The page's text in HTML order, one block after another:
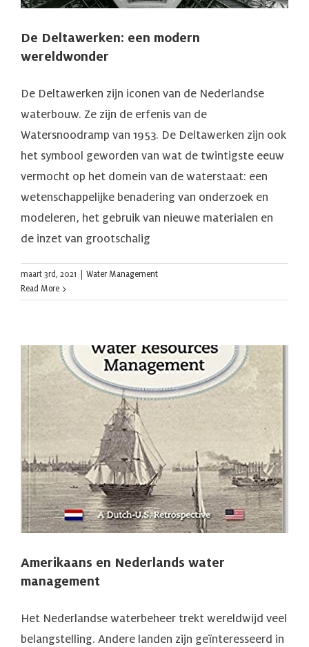
De Deltawerken: een modern
wereldwonder
De Deltawerken zijn iconen van de Nederlandse
waterbouw. Ze zijn de erfenis van de
Watersnoodramp van 1953. De Deltawerken zijn ook
het symbool geworden van wat de twintigste eeuw
vermocht op het domein van de waterstaat: een
wetenschappelijke benadering van onderzoek en
modeleren, het gebruik van nieuwe materialen en
de inzet van grootschalig
maart 3rd, 2021
Water Management
Read More
Amerikaans en Nederlands water
management
Het Nederlandse waterbeheer trekt wereldwijd veel
belangstelling. Andere landen zijn geïnteresseerd in